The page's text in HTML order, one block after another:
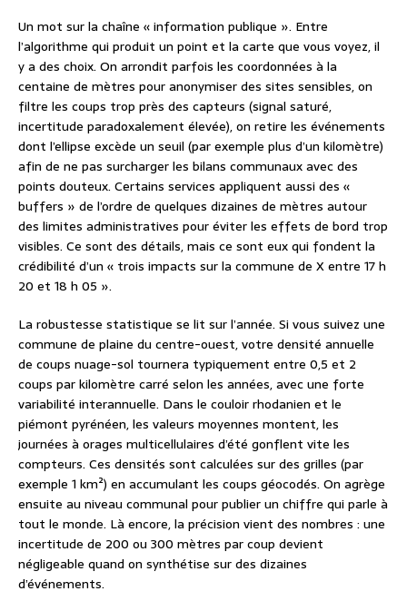
Un mot sur la chaîne « information publique ». Entre
l’algorithme qui produit un point et la carte que vous voyez, il
y a des choix. On arrondit parfois les coordonnées à la
centaine de mètres pour anonymiser des sites sensibles, on
filtre les coups trop près des capteurs (signal saturé,
incertitude paradoxalement élevée), on retire les événements
dont l’ellipse excède un seuil (par exemple plus d’un kilomètre)
afin de ne pas surcharger les bilans communaux avec des
points douteux. Certains services appliquent aussi des «
buffers » de l’ordre de quelques dizaines de mètres autour
des limites administratives pour éviter les effets de bord trop
visibles. Ce sont des détails, mais ce sont eux qui fondent la
crédibilité d’un « trois impacts sur la commune de X entre 17 h
20 et 18 h 05 ».
La robustesse statistique se lit sur l’année. Si vous suivez une
commune de plaine du centre-ouest, votre densité annuelle
de coups nuage-sol tournera typiquement entre 0,5 et 2
coups par kilomètre carré selon les années, avec une forte
variabilité interannuelle. Dans le couloir rhodanien et le
piémont pyrénéen, les valeurs moyennes montent, les
journées à orages multicellulaires d’été gonflent vite les
compteurs. Ces densités sont calculées sur des grilles (par
exemple 1 km²) en accumulant les coups géocodés. On agrège
ensuite au niveau communal pour publier un chiffre qui parle à
tout le monde. Là encore, la précision vient des nombres : une
incertitude de 200 ou 300 mètres par coup devient
négligeable quand on synthétise sur des dizaines
d’événements.